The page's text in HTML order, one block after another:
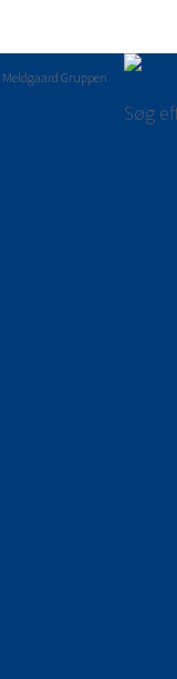
Meldgaard Gruppen
Søg